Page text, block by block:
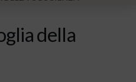
della